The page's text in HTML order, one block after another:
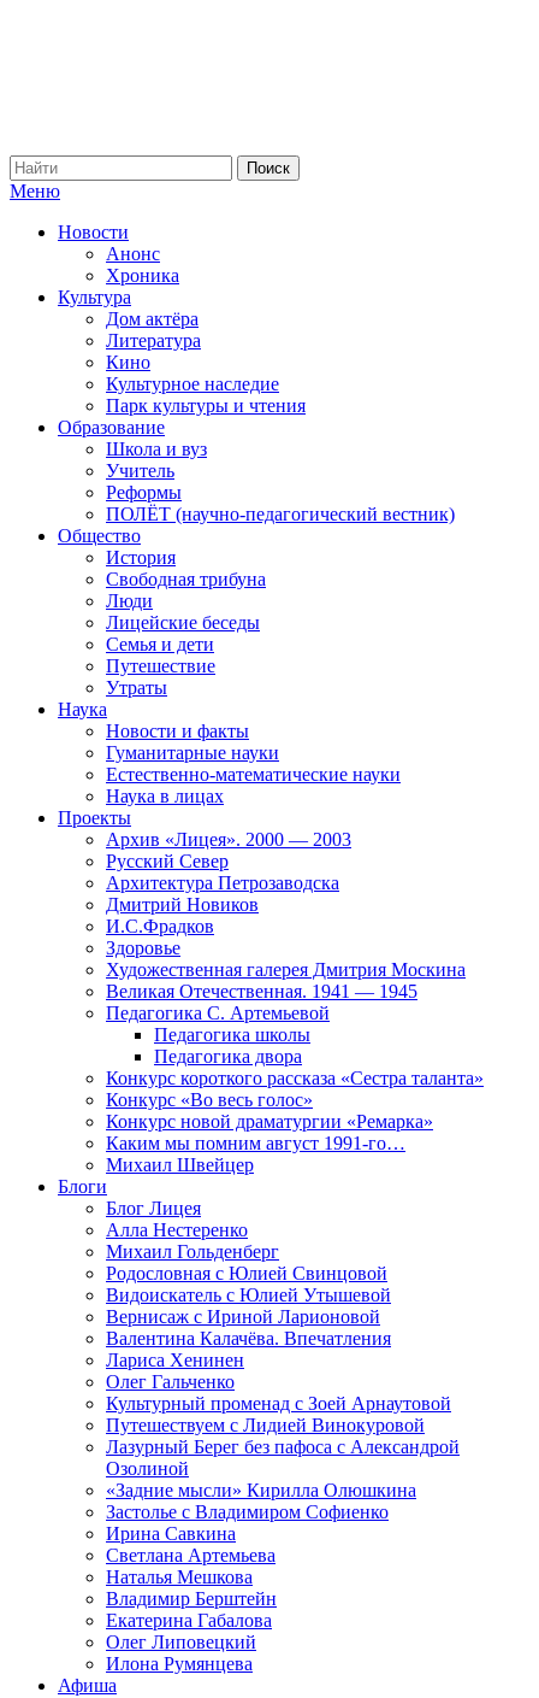
Меню
Новости
Анонс
Хроника
Культура
Дом актёра
Литература
Кино
Культурное наследие
Парк культуры и чтения
Образование
Школа и вуз
Учитель
Реформы
ПОЛЁТ (научно-педагогический вестник)
Общество
История
Свободная трибуна
Люди
Лицейские беседы
Семья и дети
Путешествие
Утраты
Наука
Новости и факты
Гуманитарные науки
Естественно-математические науки
Наука в лицах
Проекты
Архив «Лицея». 2000 — 2003
Русский Север
Архитектура Петрозаводска
Дмитрий Новиков
И.С.Фрадков
Здоровье
Художественная галерея Дмитрия Москина
Великая Отечественная. 1941 — 1945
Педагогика С. Артемьевой
Педагогика школы
Педагогика двора
Конкурс короткого рассказа «Сестра таланта»
Конкурс «Во весь голос»
Конкурс новой драматургии «Ремарка»
Каким мы помним август 1991-го…
Михаил Швейцер
Блоги
Блог Лицея
Алла Нестеренко
Михаил Гольденберг
Родословная с Юлией Свинцовой
Видоискатель с Юлией Утышевой
Вернисаж с Ириной Ларионовой
Валентина Калачёва. Впечатления
Лариса Хенинен
Олег Гальченко
Культурный променад с Зоей Арнаутовой
Путешествуем с Лидией Винокуровой
Лазурный Берег без пафоса с Александрой
Озолиной
«Задние мысли» Кирилла Олюшкина
Застолье с Владимиром Софиенко
Ирина Савкина
Светлана Артемьева
Наталья Мешкова
Владимир Берштейн
Екатерина Габалова
Олег Липовецкий
Илона Румянцева
Афиша